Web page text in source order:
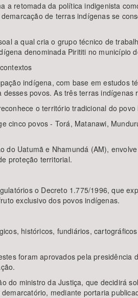
a retomada da política indigenista
de terras indígenas se
a qual cria o grupo técnico de
denominada Pirititi no município
indígena, com base em estudos
povos. As três terras
o território tradicional do
cinco povos - Torá, Matanawi,
Uatumã e Nhamundá (AM),
proteção territorial.
o Decreto 1.775/1996, que
exclusivo dos povos indígenas.
históricos, fundiários,
foram aprovados pela
do ministro da Justiça, que decidirá
mediante portaria